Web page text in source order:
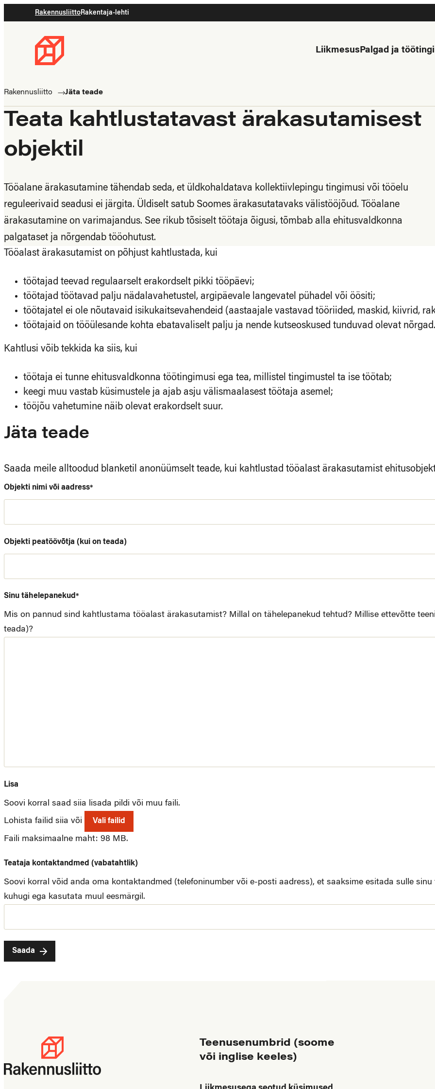
RakennusliittoRakentaja-lehti
Rakennusliitto
ammattilaisten
LiikmesusPalgad ja
Rakennusliitto Jäta teade
Teata kahtlustatavast ärakasutamisest
objektil
Tööalane ärakasutamine tähendab seda, et üldkohaldatava kollektiivlepingu tingimusi või tööelu
reguleerivaid seadusi ei järgita. Üldiselt satub Soomes ärakasutatavaks välistööjõud. Tööalane
ärakasutamine on varimajandus. See rikub tõsiselt töötaja õigusi, tõmbab alla ehitusvaldkonna
palgataset ja nõrgendab tööohutust.
Tööalast ärakasutamist on põhjust kahtlustada, kui
töötajad teevad regulaarselt erakordselt pikki tööpäevi;
töötajad töötavad palju nädalavahetustel, argipäevale langevatel pühadel või öösiti;
töötajatel ei ole nõutavaid isikukaitsevahendeid (aastaajale vastavad tööriided, maskid, kiivrid,
töötajaid on tööülesande kohta ebatavaliselt palju ja nende kutseoskused tunduvad olevat nõrgad.
Kahtlusi võib tekkida ka siis, kui
töötaja ei tunne ehitusvaldkonna töötingimusi ega tea, millistel tingimustel ta ise töötab;
keegi muu vastab küsimustele ja ajab asju välismaalasest töötaja asemel;
tööjõu vahetumine näib olevat erakordselt suur.
Jäta teade
Saada meile alltoodud blanketil anonüümselt teade, kui kahtlustad tööalast ärakasutamist
Jäta
"*"
indicates
fields
Objekti nimi või aadress*
Objekti peatöövõtja (kui on teada)
Sinu tähelepanekud *
Mis on pannud sind kahtlustama tööalast ärakasutamist? Millal on tähelepanekud tehtud? Millise ettevõtte
teada)?
Lisa
Soovi korral saad siia lisada pildi või muu faili.
Lohista failid siia või
Vali failid
Faili maksimaalne maht: 98 MB.
Teataja kontaktandmed (vabatahtlik)
Soovi korral võid anda oma kontaktandmed (telefoninumber või e-posti aadress), et saaksime esitada sulle
kuhugi ega kasutata muul eesmärgil.
Saada
Teenusenumbrid (soome
või inglise keeles)